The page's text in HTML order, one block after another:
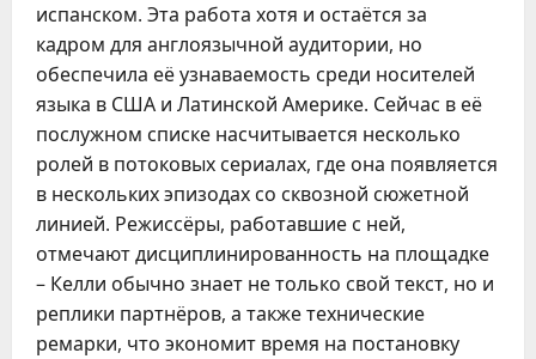
испанском. Эта работа хотя и остаётся за
кадром для англоязычной аудитории, но
обеспечила её узнаваемость среди носителей
языка в США и Латинской Америке. Сейчас в её
послужном списке насчитывается несколько
ролей в потоковых сериалах, где она появляется
в нескольких эпизодах со сквозной сюжетной
линией. Режиссёры, работавшие с ней,
отмечают дисциплинированность на площадке
– Келли обычно знает не только свой текст, но и
реплики партнёров, а также технические
ремарки, что экономит время на постановку